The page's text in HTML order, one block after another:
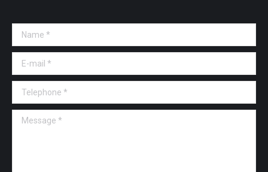
Name *
E-mail *
Telephone *
Message *